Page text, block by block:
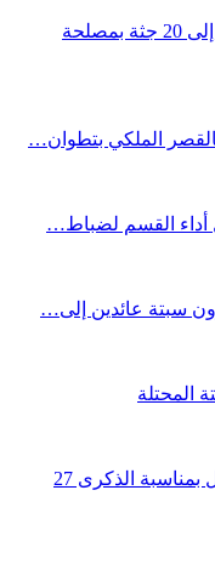
ارتفاع حصيلة ضحايا محاولة اقتحام سبتة إلى 20 جثة بمصلحة
الملكي بتطوان…
القسم لضباط…
سبتة عائدين إلى…
الملك محمد السادس يترأس حفل استقبال بمناسبة الذكرى 27